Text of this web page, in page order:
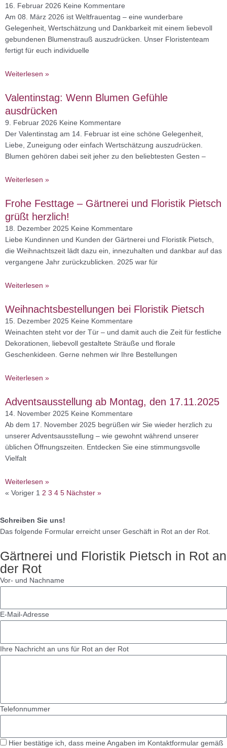
16. Februar 2026 Keine Kommentare
Am 08. März 2026 ist Weltfrauentag – eine wunderbare
Gelegenheit, Wertschätzung und Dankbarkeit mit einem liebevoll
gebundenen Blumenstrauß auszudrücken. Unser Floristenteam
fertigt für euch individuelle
Weiterlesen »
Valentinstag: Wenn Blumen Gefühle
ausdrücken
9. Februar 2026 Keine Kommentare
Der Valentinstag am 14. Februar ist eine schöne Gelegenheit,
Liebe, Zuneigung oder einfach Wertschätzung auszudrücken.
Blumen gehören dabei seit jeher zu den beliebtesten Gesten –
Weiterlesen »
Frohe Festtage – Gärtnerei und Floristik Pietsch
grüßt herzlich!
18. Dezember 2025 Keine Kommentare
Liebe Kundinnen und Kunden der Gärtnerei und Floristik Pietsch,
die Weihnachtszeit lädt dazu ein, innezuhalten und dankbar auf das
vergangene Jahr zurückzublicken. 2025 war für
Weiterlesen »
Weihnachtsbestellungen bei Floristik Pietsch
15. Dezember 2025 Keine Kommentare
Weinachten steht vor der Tür – und damit auch die Zeit für festliche
Dekorationen, liebevoll gestaltete Sträuße und florale
Geschenkideen. Gerne nehmen wir Ihre Bestellungen
Weiterlesen »
Adventsausstellung ab Montag, den 17.11.2025
14. November 2025 Keine Kommentare
Ab dem 17. November 2025 begrüßen wir Sie wieder herzlich zu
unserer Adventsausstellung – wie gewohnt während unserer
üblichen Öffnungszeiten. Entdecken Sie eine stimmungsvolle
Vielfalt
Weiterlesen »
« Voriger 1 2 3 4 5 Nächster »
Schreiben Sie uns!
Das folgende Formular erreicht unser Geschäft in Rot an der Rot.
Gärtnerei und Floristik Pietsch in Rot an
der Rot
Vor- und Nachname
E-Mail-Adresse
Ihre Nachricht an uns für Rot an der Rot
Telefonnummer
Hier bestätige ich, dass meine Angaben im Kontaktformular gemäß